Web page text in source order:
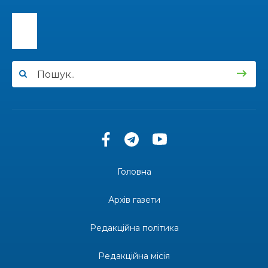
13:33
30 лип
«Дві музи» у Рівному: свято краси, мистецтва
Одна з найяскравіших постатей Бахмута –
Головна
Архів газети
Редакційна політика
Редакційна місія